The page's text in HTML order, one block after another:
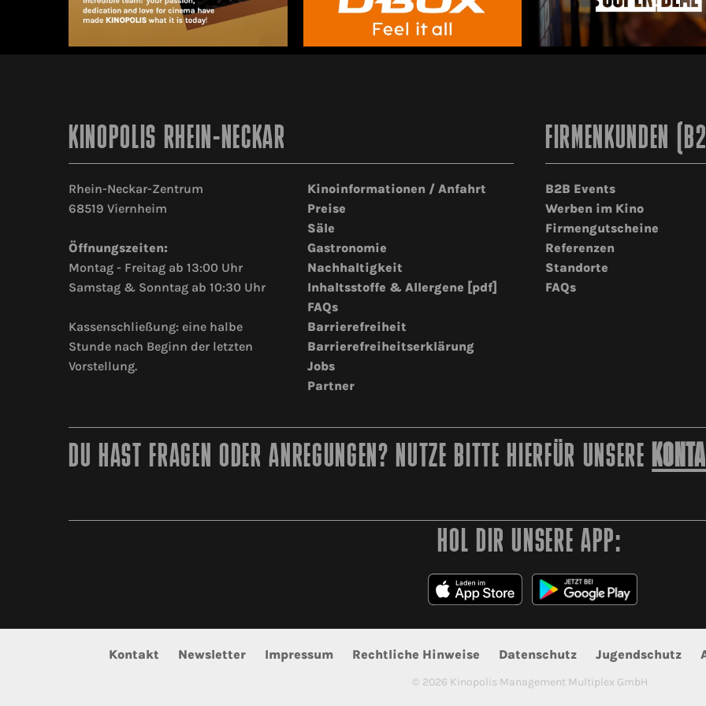
KINOPOLIS RHEIN-NECKAR
Rhein-Neckar-Zentrum
68519 Viernheim
Öffnungszeiten:
Montag - Freitag ab 13:00 Uhr
Samstag & Sonntag ab 10:30 Uhr
Kassenschließung: eine halbe
Stunde nach Beginn der letzten
Vorstellung.
Kinoinformationen / Anfahrt
Preise
Säle
Gastronomie
Nachhaltigkeit
Inhaltsstoffe & Allergene [pdf]
FAQs
Barrierefreiheit
Barrierefreiheitserklärung
Jobs
Partner
FIRMENKUNDEN
B2B Events
Werben im Kino
Firmengutscheine
Referenzen
Standorte
FAQs
DU HAST FRAGEN ODER ANREGUNGEN? NUTZE BITTE HIERFÜR UNSERE
HOL DIR UNSERE APP:
Kontakt Newsletter Impressum Rechtliche Hinweise Datenschutz Jugendschutz
© 2026 Kinopolis Management Multiplex GmbH